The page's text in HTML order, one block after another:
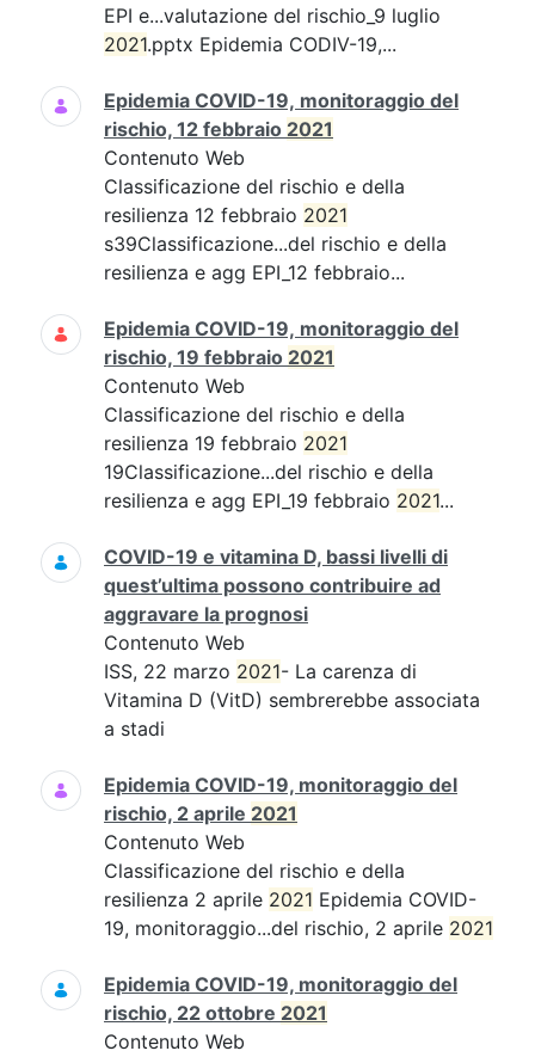
EPI e...valutazione del rischio_9 luglio
2021.pptx Epidemia CODIV-19,...
Epidemia COVID-19, monitoraggio del
rischio, 12 febbraio 2021
Contenuto Web
Classificazione del rischio e della
resilienza 12 febbraio 2021
s39Classificazione...del rischio e della
resilienza e agg EPI_12 febbraio...
Epidemia COVID-19, monitoraggio del
rischio, 19 febbraio 2021
Contenuto Web
Classificazione del rischio e della
resilienza 19 febbraio 2021
19Classificazione...del rischio e della
resilienza e agg EPI_19 febbraio 2021...
COVID-19 e vitamina D, bassi livelli di
quest’ultima possono contribuire ad
aggravare la prognosi
Contenuto Web
ISS, 22 marzo 2021- La carenza di
Vitamina D (VitD) sembrerebbe associata
a stadi
Epidemia COVID-19, monitoraggio del
rischio, 2 aprile 2021
Contenuto Web
Classificazione del rischio e della
resilienza 2 aprile 2021 Epidemia COVID-
19, monitoraggio...del rischio, 2 aprile 2021
Epidemia COVID-19, monitoraggio del
rischio, 22 ottobre 2021
Contenuto Web